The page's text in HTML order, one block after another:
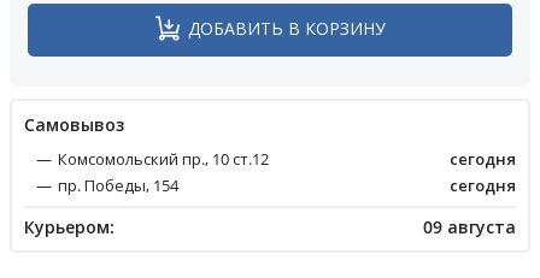
ДОБАВИТЬ В КОРЗИНУ
Cамовывоз
Комсомольский пр., 10 ст.12
сегодня
пр. Победы, 154
сегодня
Курьером: 09 августа